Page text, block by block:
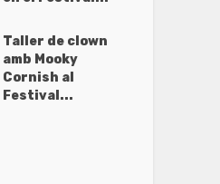
Taller de clown
amb Mooky
Cornish al
Festival...